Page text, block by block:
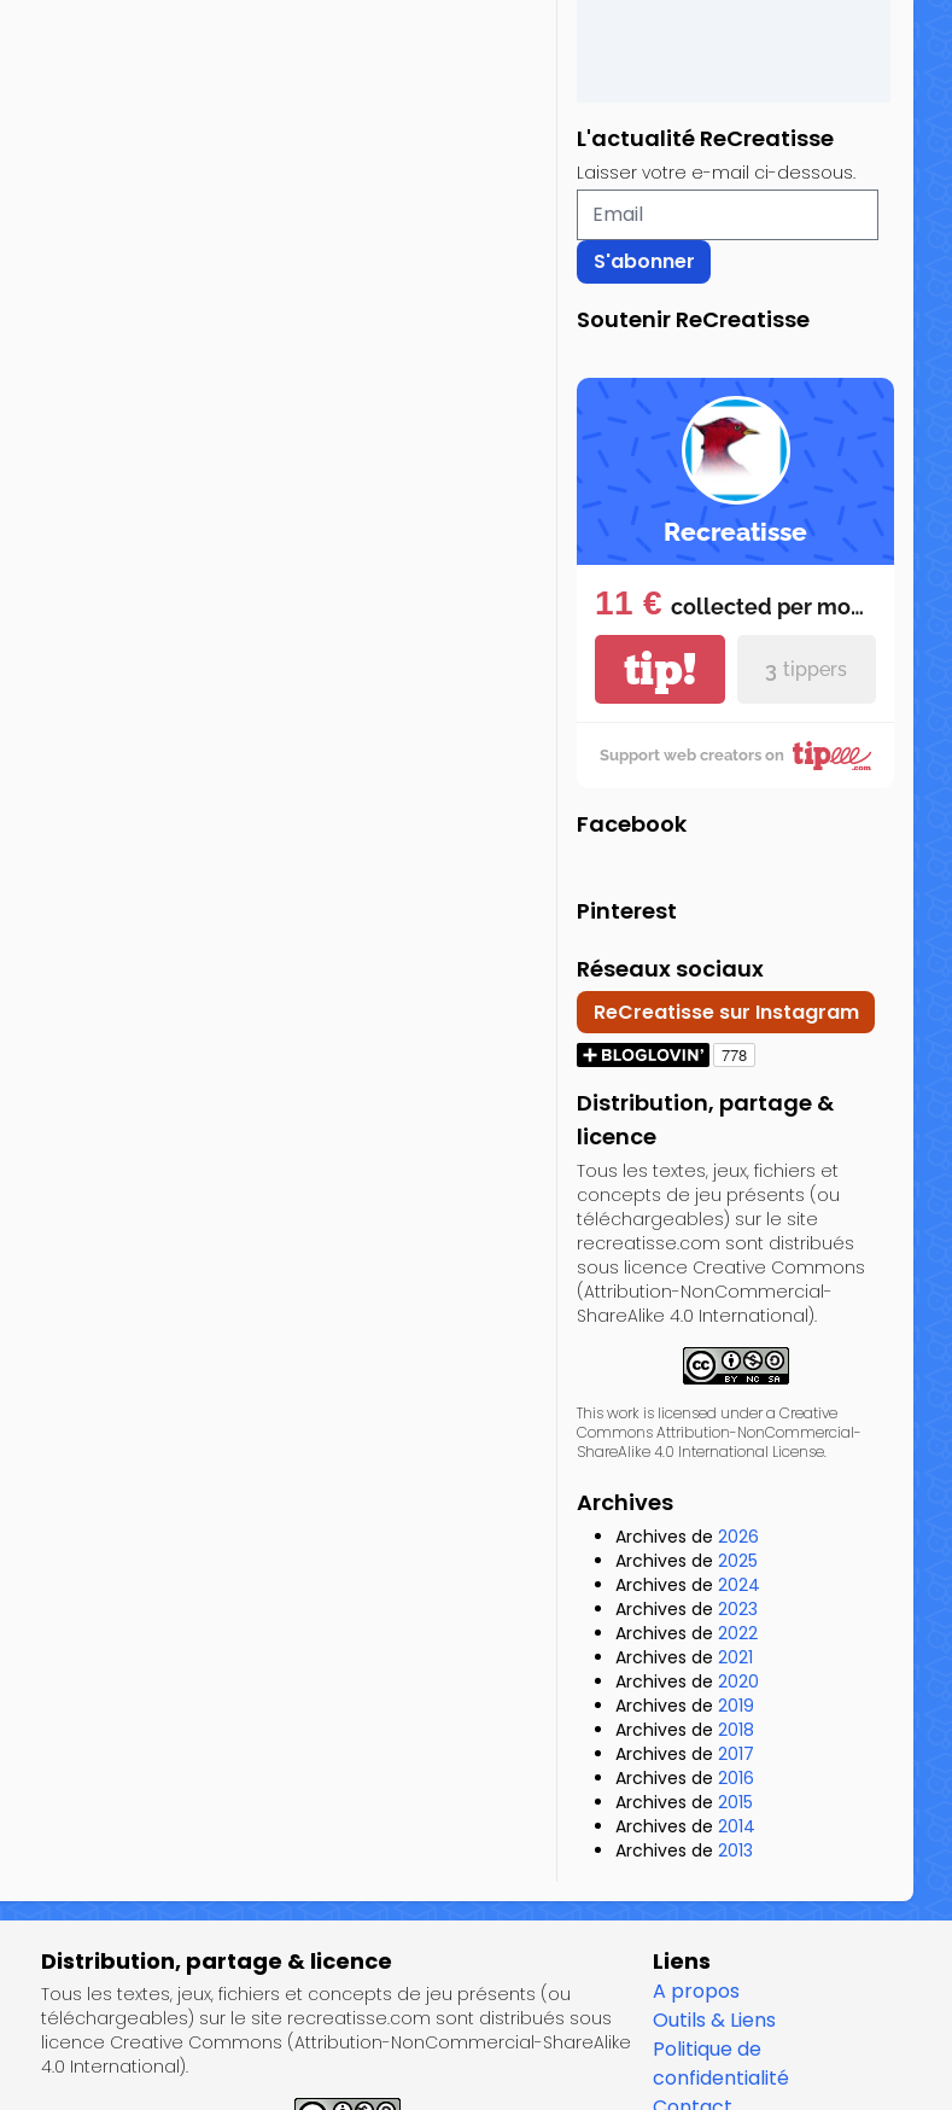
L'actualité ReCreatisse
Laisser votre e-mail ci-dessous.
Soutenir ReCreatisse
Recreatisse
11 € collected per month
tip! 3 tippers
Support web creators on
Facebook
Pinterest
Réseaux sociaux
ReCreatisse sur Instagram
Distribution, partage &
licence
Tous les textes, jeux, fichiers et
concepts de jeu présents (ou
téléchargeables) sur le site
recreatisse.com sont distribués
sous licence Creative Commons
(Attribution-NonCommercial-
ShareAlike 4.0 International).
This work is licensed under a Creative
Commons Attribution-NonCommercial-
ShareAlike 4.0 International License.
Archives
Archives de 2026
Archives de 2025
Archives de 2024
Archives de 2023
Archives de 2022
Archives de 2021
Archives de 2020
Archives de 2019
Archives de 2018
Archives de 2017
Archives de 2016
Archives de 2015
Archives de 2014
Archives de 2013
Distribution, partage & licence
Tous les textes, jeux, fichiers et concepts de jeu présents (ou
téléchargeables) sur le site recreatisse.com sont distribués sous
licence Creative Commons (Attribution-NonCommercial-ShareAlike
4.0 International).
Liens
A propos
Outils & Liens
Politique de
confidentialité